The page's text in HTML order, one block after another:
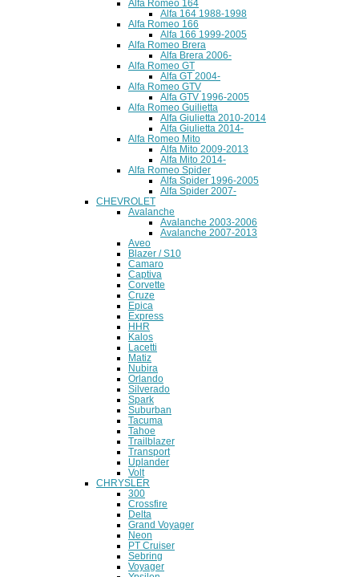
Alfa Romeo 164
Alfa 164 1988-1998
Alfa Romeo 166
Alfa 166 1999-2005
Alfa Romeo Brera
Alfa Brera 2006-
Alfa Romeo GT
Alfa GT 2004-
Alfa Romeo GTV
Alfa GTV 1996-2005
Alfa Romeo Guilietta
Alfa Giulietta 2010-2014
Alfa Giulietta 2014-
Alfa Romeo Mito
Alfa Mito 2009-2013
Alfa Mito 2014-
Alfa Romeo Spider
Alfa Spider 1996-2005
Alfa Spider 2007-
CHEVROLET
Avalanche
Avalanche 2003-2006
Avalanche 2007-2013
Aveo
Blazer / S10
Camaro
Captiva
Corvette
Cruze
Epica
Express
HHR
Kalos
Lacetti
Matiz
Nubira
Orlando
Silverado
Spark
Suburban
Tacuma
Tahoe
Trailblazer
Transport
Uplander
Volt
CHRYSLER
300
Crossfire
Delta
Grand Voyager
Neon
PT Cruiser
Sebring
Voyager